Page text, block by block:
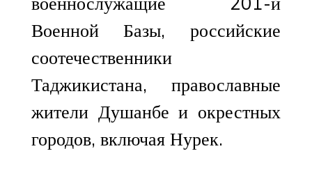
Военной Базы, российские
соотечественники
Таджикистана, православные
жители Душанбе и окрестных
городов, включая Нурек.